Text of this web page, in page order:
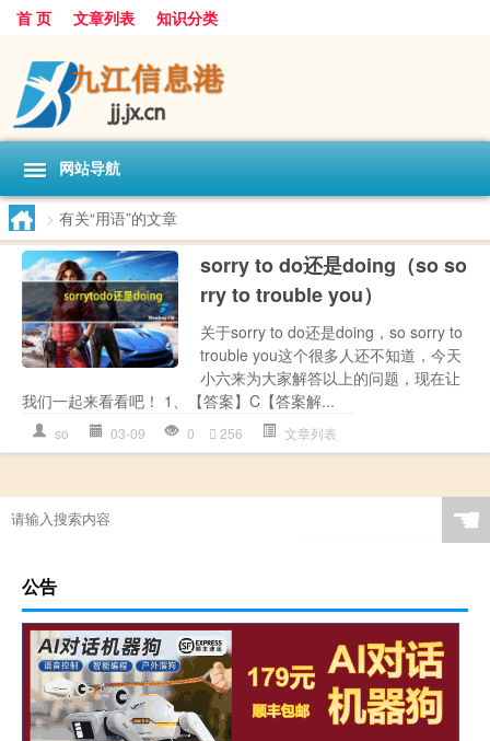
首 页 文章列表 知识分类
网站导航
> 有关“用语”的文章
sorry to do还是doing（so so
rry to trouble you）
关于sorry to do还是doing，so sorry to
trouble you这个很多人还不知道，今天
小六来为大家解答以上的问题，现在让
我们一起来看看吧！ 1、【答案】C【答案解...
so 03-09 0 256 文章列表
☚
公告